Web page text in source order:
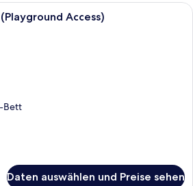
Ein modernes Hotelzimmer mit
Access)
Bett
Daten auswählen und Preise sehen